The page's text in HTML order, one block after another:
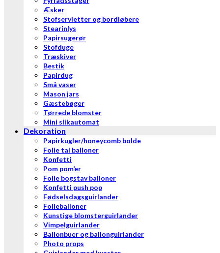
Æsker
Stofservietter og bordløbere
Stearinlys
Papirsugerør
Stofduge
Træskiver
Bestik
Papirdug
Små vaser
Mason jars
Gæstebøger
Tørrede blomster
Mini slikautomat
Dekoration
Papirkugler/honeycomb bolde
Folie tal balloner
Konfetti
Pom pom’er
Folie bogstav balloner
Konfetti push pop
Fødselsdagsguirlander
Folieballoner
Kunstige blomsterguirlander
Vimpelguirlander
Ballonbuer og ballonguirlander
Photo props